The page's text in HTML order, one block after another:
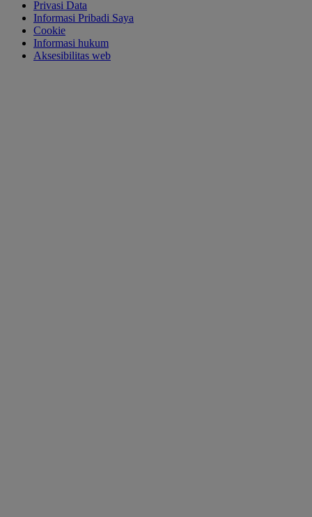
Privasi Data
Informasi Pribadi Saya
Cookie
Informasi hukum
Aksesibilitas web